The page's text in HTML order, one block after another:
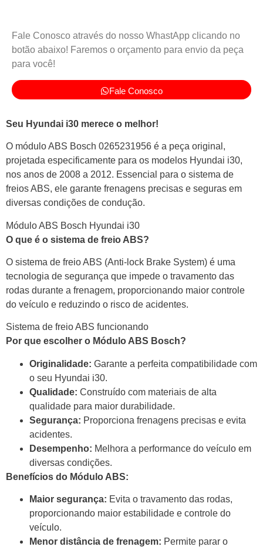
Fale Conosco através do nosso WhastApp clicando no
botão abaixo! Faremos o orçamento para envio da peça
para você!
Fale Conosco
Seu Hyundai i30 merece o melhor!
O módulo ABS Bosch 0265231956 é a peça original,
projetada especificamente para os modelos Hyundai i30,
nos anos de 2008 a 2012. Essencial para o sistema de
freios ABS, ele garante frenagens precisas e seguras em
diversas condições de condução.
Módulo ABS Bosch Hyundai i30
O que é o sistema de freio ABS?
O sistema de freio ABS (Anti-lock Brake System) é uma
tecnologia de segurança que impede o travamento das
rodas durante a frenagem, proporcionando maior controle
do veículo e reduzindo o risco de acidentes.
Sistema de freio ABS funcionando
Por que escolher o Módulo ABS Bosch?
Originalidade: Garante a perfeita compatibilidade com
o seu Hyundai i30.
Qualidade: Construído com materiais de alta
qualidade para maior durabilidade.
Segurança: Proporciona frenagens precisas e evita
acidentes.
Desempenho: Melhora a performance do veículo em
diversas condições.
Benefícios do Módulo ABS:
Maior segurança: Evita o travamento das rodas,
proporcionando maior estabilidade e controle do
veículo.
Menor distância de frenagem: Permite parar o